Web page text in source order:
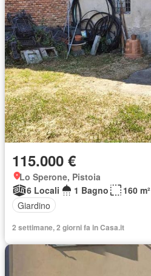
115.000 €
Lo Sperone, Pistoia
6 Locali
1 Bagno
160 m²
Giardino
2 settimane, 2 giorni fa in Casa.it